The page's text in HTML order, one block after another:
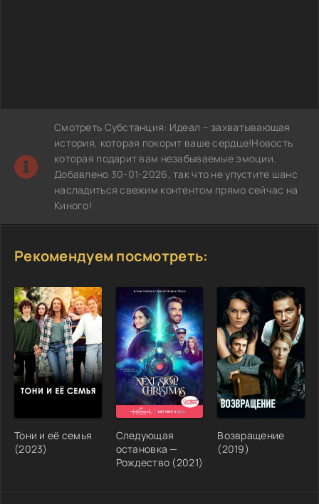
Смотреть Субстанция: Идеал – захватывающая
история, которая покорит ваше сердце!Новость
которая подарит вам незабываемые эмоции.
Добавлено 30-01-2026, так что не упустите шанс
насладиться свежим контентом прямо сейчас на
Киного!
Рекомендуем посмотреть:
Тони и её семья
(2023)
Следующая
остановка —
Рождество (2021)
Возвращение
(2019)